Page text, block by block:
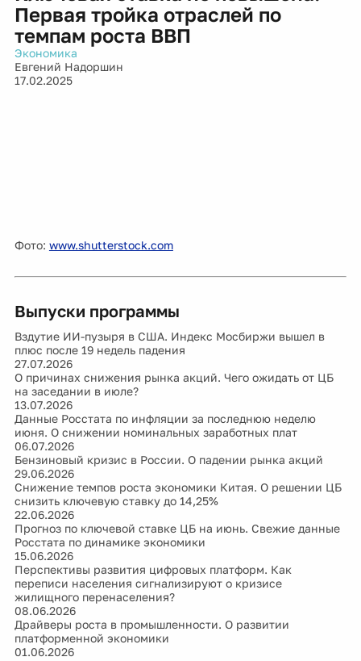
Первая тройка отраслей по
темпам роста ВВП
Экономика
Евгений Надоршин
17.02.2025
Фото: www.shutterstock.com
Выпуски программы
Вздутие ИИ-пузыря в США. Индекс Мосбиржи вышел в
плюс после 19 недель падения
27.07.2026
О причинах снижения рынка акций. Чего ожидать от ЦБ
на заседании в июле?
13.07.2026
Данные Росстата по инфляции за последнюю неделю
июня. О снижении номинальных заработных плат
06.07.2026
Бензиновый кризис в России. О падении рынка акций
29.06.2026
Снижение темпов роста экономики Китая. О решении ЦБ
снизить ключевую ставку до 14,25%
22.06.2026
Прогноз по ключевой ставке ЦБ на июнь. Свежие данные
Росстата по динамике экономики
15.06.2026
Перспективы развития цифровых платформ. Как
переписи населения сигнализируют о кризисе
жилищного перенаселения?
08.06.2026
Драйверы роста в промышленности. О развитии
платформенной экономики
01.06.2026